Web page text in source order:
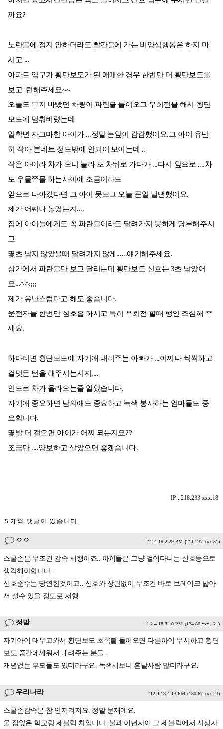
까요?
노란불에 정지 안하더라도 빨간불에 가는 비양심행동은 하지 마
시고 ...
아파트 입구가 횡단보도가 된 애매한 경우 한번만 더 횡단보도를
보고 턴해주세요~~
오늘도 무지 바빴던 차량이 파란불 들어오고 우회전을 해서 횡단
보도에 멈춰버렸는데
일학년 자그마한 아이가 ...정말 눈앞이 캄캄했어요.그 아이 유난
히 작아 본네트 정도밖에 안되어 보이는데 ..
작은 아이라 차가 오니 놀라 또 차뒤로 가다가 ...다시 앞으로 ....차
도 우물쭈물 하는사이에 조금이라도
앞으로 나아갔다면 그 아이 못보고 오늘 큰일 날뻔했어요.
제가 어찌나 놀랐는지....
집에 아이들에게도 꼭 파란불이라도 달려가지 못하게 당부해주시
고
몇초 남지 않았을때 달려가지 않게......얘기해주세요.
상가에서 파란불만 보고 달리는데 횡단보도 신호는 3초 남았어
요...^ ^;;;;
제가 유난스럽다고 해도 좋습니다.
운전자들 한번만 심호흡 하시고 특히 우회전 할때 행인 조심해 주
세요.
하마터면 횡단보도에 자기애 내려주는 아빠가 ...어찌나 씩씩하고
겉멋든 턴을 해주시는시지....
인도로 차가 올라오는줄 알았습니다.
자기애 중요하면 남의애도 중요하고 녹색 봉사하는 엄마들도 중
요합니다.
몇발 더 걸으면 아이가 어찌 되는지요??
조금만 ....양보하고 살았으면 좋겠습니다.
IP : 218.233.xxx.18
5 개의 댓글이 있습니다.
ㅇㅇ '12.4.18 2:29 PM (211.237.xxx.51)
스쿨존은 무조건 감속 서행이죠.. 아이들은 그냥 걸어다니는 신호등으로
생각해야합니다.
신호준수는 당연한것이고.. 신호와 상관없이 무조건 바로 브레이크 밟아
서 설수 있을 정도로 서행
정말 '12.4.18 3:10 PM (124.80.xxx.121)
자기아이 태우고와서 횡단보도 초록불 들어오면 다른아이 무시하고 횡단
보도 중간에세워서 내려주는 분들..
개념없는 부모들도 있더라구요. 녹색서보니 혼날사람 많더라구요.
우리나라 '12.4.18 4:13 PM (180.67.xxx.23)
스쿨존감속은 참 안지켜져요. 정말 문제예요.
울 집앞은 학교랑 세블럭 차입니다. 불과 이년사이 그 세블럭에서 사상자